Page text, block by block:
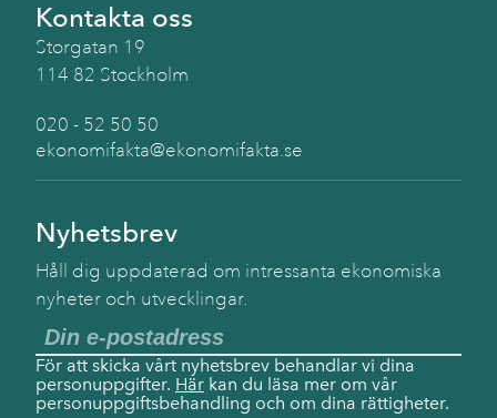
Kontakta oss
Storgatan 19
114 82 Stockholm
020 - 52 50 50
ekonomifakta@ekonomifakta.se
Nyhetsbrev
Håll dig uppdaterad om intressanta ekonomiska
nyheter och utvecklingar.
För att skicka vårt nyhetsbrev behandlar vi dina
personuppgifter. Här kan du läsa mer om vår
personuppgiftsbehandling och om dina rättigheter.